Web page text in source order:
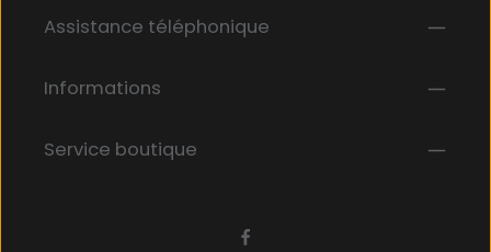
En sélectionnant Continuer, vous confirmez que
informations sur la protection des données
vous avez accepté nos
Les champs marqués d'un astérisque (*) sont
obligatoires.
Assistance téléphonique
Informations
Service boutique